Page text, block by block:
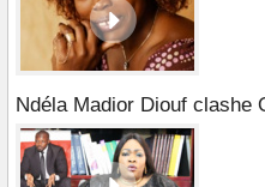
Ndéla Madior Diouf clashe